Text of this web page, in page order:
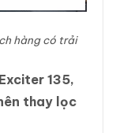
hàng có trải
135,
thay lọc